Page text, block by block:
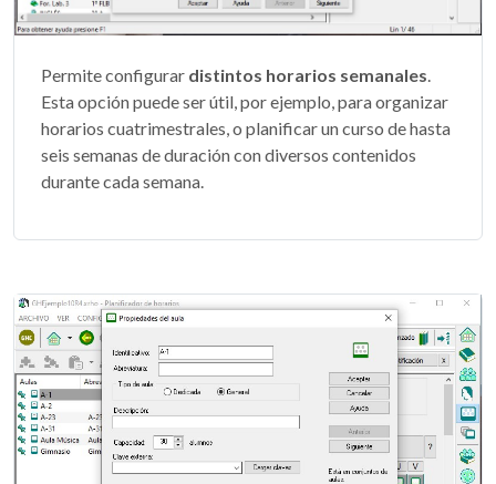
Permite configurar distintos horarios semanales
Esta opción puede ser útil, por ejemplo, para organizar
horarios cuatrimestrales, o planificar un curso de hasta
seis semanas de duración con diversos contenidos
durante cada semana.